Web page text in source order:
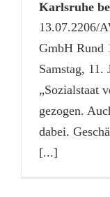
Karlsruhe
13.07.2206/
GmbH Rund
Samstag,
„Sozialstaat
gezogen.
dabei.
[...]